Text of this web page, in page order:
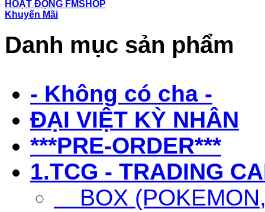
HOẠT ĐỘNG FMSHOP
Khuyến Mãi
Danh mục sản phẩm
- Không có cha -
ĐẠI VIỆT KỲ NHÂN
***PRE-ORDER***
1.TCG - TRADING
BOX